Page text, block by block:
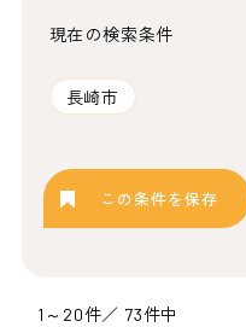
現在の検索条件
長崎市
この条件を保存
1～20件／ 73件中